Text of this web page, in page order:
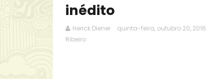
inédito
Herick Diener quinta-feira, outubro 20, 2016
Ribeiro